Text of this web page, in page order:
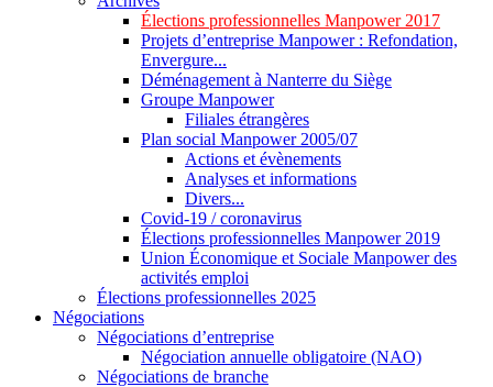
Élections professionnelles Manpower 2017
Projets d’entreprise Manpower : Refondation,
Envergure...
Déménagement à Nanterre du Siège
Groupe Manpower
Filiales étrangères
Plan social Manpower 2005/07
Actions et évènements
Analyses et informations
Divers...
Covid-19 / coronavirus
Élections professionnelles Manpower 2019
Union Économique et Sociale Manpower des
activités emploi
Élections professionnelles 2025
Négociations
Négociations d’entreprise
Négociation annuelle obligatoire (NAO)
Négociations de branche